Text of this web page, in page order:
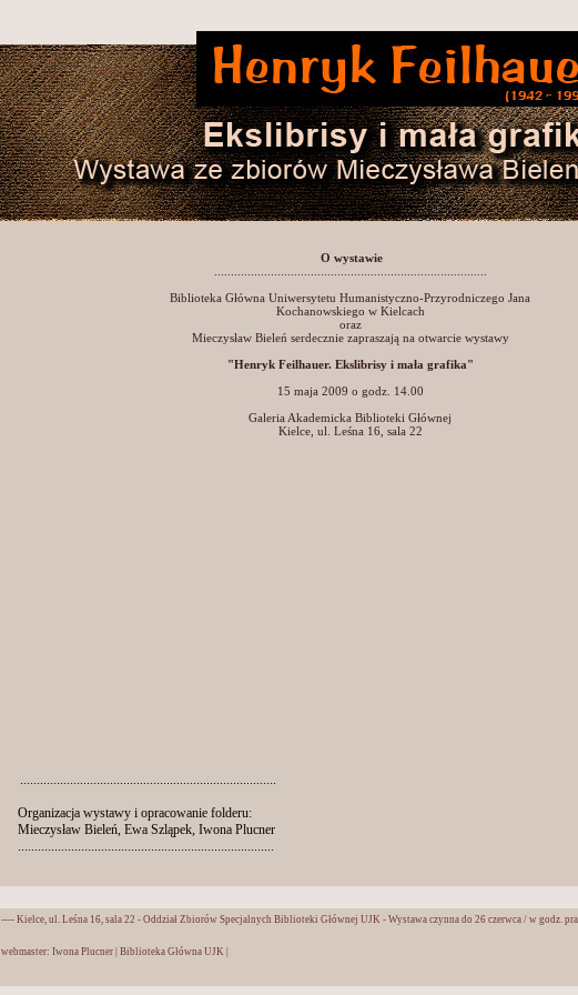
O wystawie
Biblioteka Główna Uniwersytetu Humanistyczno-Przyrodniczego Jana
Kochanowskiego w Kielcach
oraz
Mieczysław Bieleń serdecznie zapraszają na otwarcie wystawy
"Henryk Feilhauer. Ekslibrisy i mała grafika"
15 maja 2009 o godz. 14.00
Galeria Akademicka Biblioteki Głównej
Kielce, ul. Leśna 16, sala 22
.............................................................................
Organizacja wystawy i opracowanie folderu:
Mieczysław Bieleń, Ewa Szląpek, Iwona Plucner
.............................................................................
---- Kielce, ul. Leśna 16, sala 22 - Oddział Zbiorów Specjalnych Biblioteki Głównej UJK - Wystawa czynna do 26 czerwca / w godz.
webmaster: Iwona Plucner| Biblioteka Główna UJK